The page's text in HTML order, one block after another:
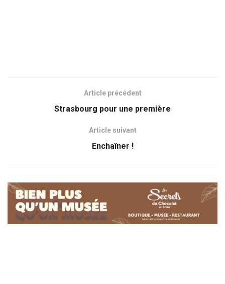
Article précédent
Strasbourg pour une première
Article suivant
Enchaîner !